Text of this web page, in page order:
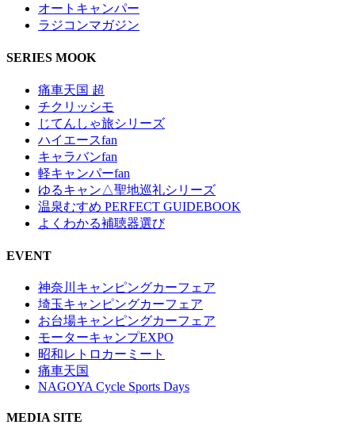
オートキャンパー
ラジコンマガジン
SERIES MOOK
痛車天国 超
チクリッシモ
じてんしゃ旅シリーズ
ハイエースfan
キャラバンfan
軽キャンパーfan
ゆるキャン△聖地巡礼シリーズ
温泉むすめ PERFECT GUIDEBOOK
よくわかる補聴器選び
EVENT
神奈川キャンピングカーフェア
埼玉キャンピングカーフェア
お台場キャンピングカーフェア
モーターキャンプEXPO
昭和レトロカーミート
痛車天国
NAGOYA Cycle Sports Days
MEDIA SITE